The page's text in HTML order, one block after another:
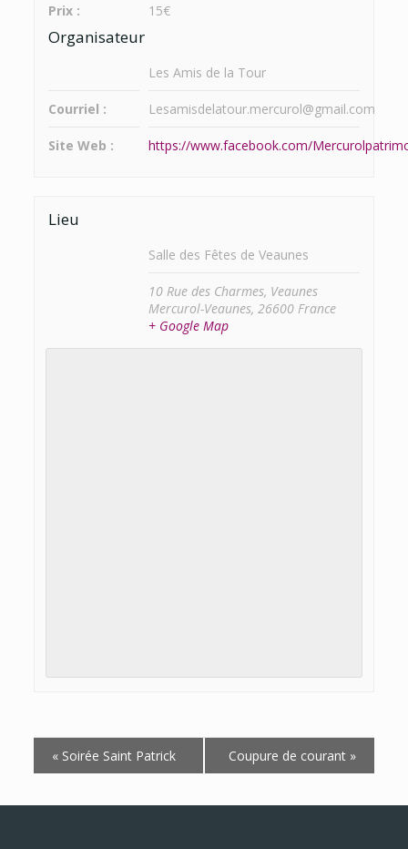
Prix : 15€
Organisateur
Les Amis de la Tour
Courriel : Lesamisdelatour.mercurol@gmail.com
Site Web : https://www.facebook.com/
Lieu
Salle des Fêtes de Veaunes
10 Rue des Charmes, Veaunes
Mercurol-Veaunes, 26600 France
+ Google Map
Navigation
Évènement
«Soirée Saint Patrick Coupure de courant »